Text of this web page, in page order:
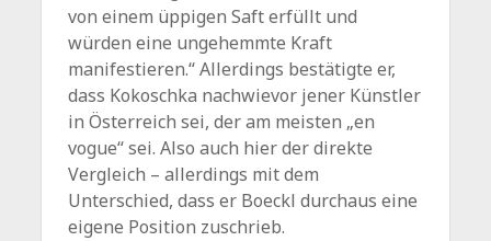
von einem üppigen Saft erfüllt und
würden eine ungehemmte Kraft
manifestieren.“ Allerdings bestätigte er,
dass Kokoschka nachwievor jener Künstler
in Österreich sei, der am meisten „en
vogue“ sei. Also auch hier der direkte
Vergleich – allerdings mit dem
Unterschied, dass er Boeckl durchaus eine
eigene Position zuschrieb.